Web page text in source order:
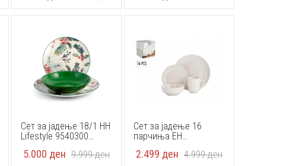
Сет за јадење 18/1 HH
Lifestyle 9540300
5.000 ден 9.999ден
Сет за јадење 16
парчиња EH
2.499 ден 4.999ден